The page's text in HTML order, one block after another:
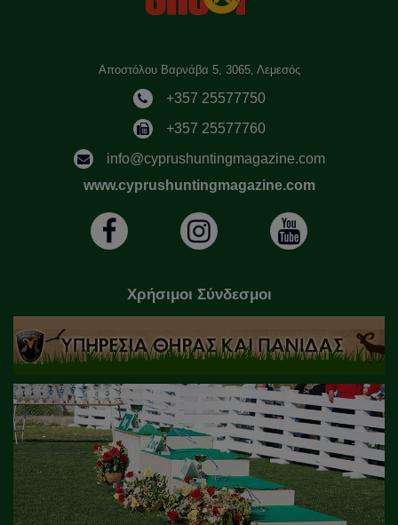
Αποστόλου Βαρνάβα 5, 3065, Λεμεσός
+357 25577750
+357 25577760
info@cyprushuntingmagazine.com
www.cyprushuntingmagazine.com
Χρήσιμοι Σύνδεσμοι